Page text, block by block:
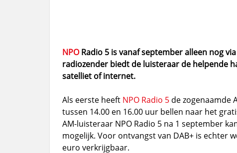
NPORadio 5 is vanaf september alleen nog via
radiozender biedt de luisteraar de helpende
satelliet of internet.
Als eerste heeft NPO Radio 5de zogenaamde
tussen 14.00 en 16.00 uur bellen naar het
AM-luisteraar NPO Radio 5 na 1 september
mogelijk. Voor ontvangst van DAB+ is echter
euro verkrijgbaar.